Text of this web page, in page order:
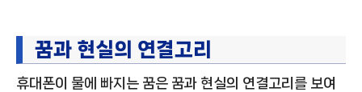
꿈과 현실의 연결고리
휴대폰이 물에 빠지는 꿈은 꿈과 현실의 연결고리를 보여